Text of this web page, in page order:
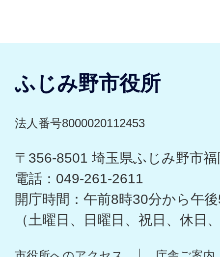
ふじみ野市役所
法人番号8000020112453
〒356-8501 埼玉県ふじみ野市
電話：049-261-2611
開庁時間：午前8時30分から午
（土曜日、日曜日、祝日、休日